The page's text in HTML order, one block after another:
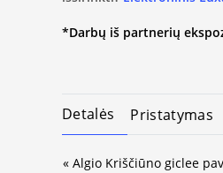
*Darbų iš partnerių
Detalės Pristatymas
« Algio Kriščiūno giclee